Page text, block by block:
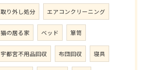
取り外し処分 エアコンクリーニング
猫の居る家 ベッド 箪笥
宇都宮不用品回収 布団回収 寝具